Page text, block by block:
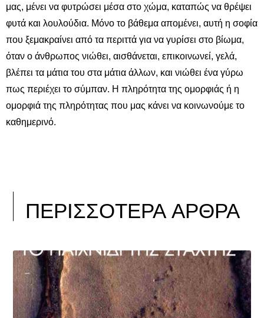
μας, μένει να φυτρώσει μέσα στο χώμα, καταπώς να θρέψει
φυτά και λουλούδια. Μόνο το βάθεμα απομένει, αυτή η σοφία
που ξεμακραίνει από τα περιττά για να γυρίσει στο βίωμα,
όταν ο άνθρωπος νιώθει, αισθάνεται, επικοινωνεί, γελά,
βλέπει τα μάτια του στα μάτια άλλων, και νιώθει ένα γύρω
πως περιέχει το σύμπαν. Η πληρότητα της ομορφιάς ή η
ομορφιά της πληρότητας που μας κάνει να κοινωνούμε το
καθημερινό.
ΠΕΡΙΣΣΟΤΕΡΑ ΑΡΘΡΑ